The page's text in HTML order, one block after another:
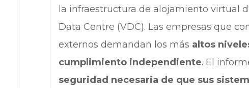
la infraestructura de alojamiento virtual
Data Centre (VDC). Las empresas que
externos demandan los más altos
cumplimiento independiente. El
seguridad necesaria de que sus